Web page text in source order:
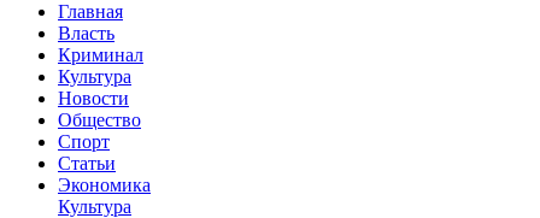
Главная
Власть
Криминал
Культура
Новости
Общество
Спорт
Статьи
Экономика
Культура